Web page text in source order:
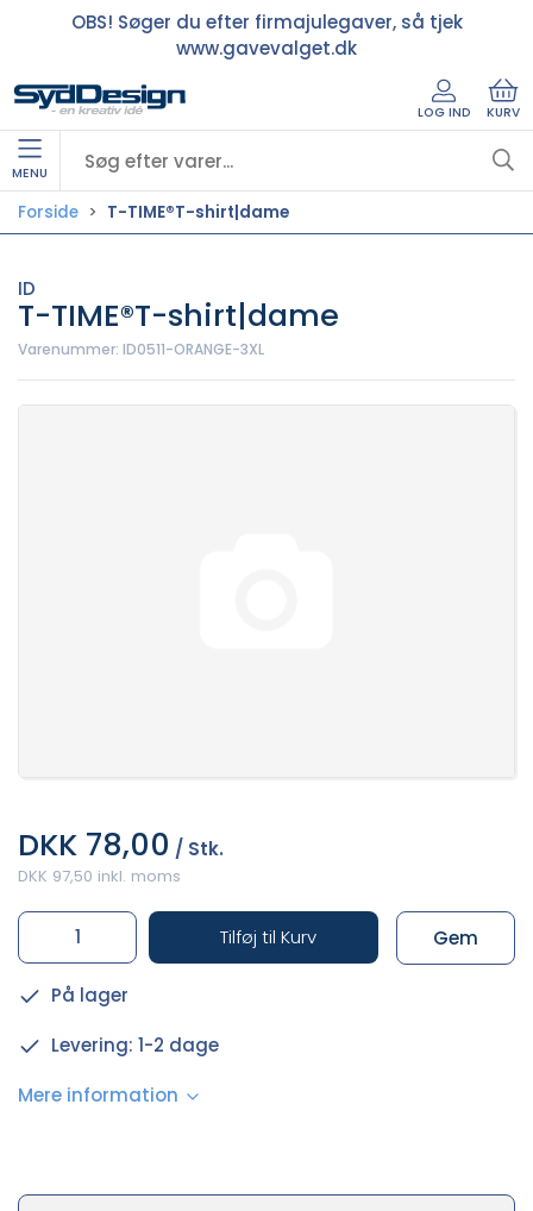
OBS! Søger du efter firmajulegaver, så tjek
www.gavevalget.dk
LOG IND KURV
MENU
Forside T-TIME®T-shirt|dame
ID
T-TIME®T-shirt|dame
Varenummer: ID0511-ORANGE-3XL
DKK 78,00 / Stk.
DKK 97,50 inkl. moms
Tilføj til Kurv Gem
På lager
Levering: 1-2 dage
Mere information